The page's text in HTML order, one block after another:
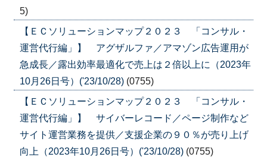
5)
【ＥＣソリューションマップ２０２３ 「コンサル・
運営代行編」】 アグザルファ／アマゾン広告運用が
急成長／露出効率最適化で売上は２倍以上に（2023年
10月26日号）('23/10/28) (0755)
【ＥＣソリューションマップ２０２３ 「コンサル・
運営代行編」】 サイバーレコード／ページ制作など
サイト運営業務を提供／支援企業の９０％が売り上げ
向上（2023年10月26日号）('23/10/28) (0755)